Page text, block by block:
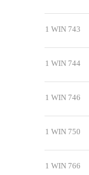
1 WIN 743
1 WIN 744
1 WIN 746
1 WIN 750
1 WIN 766